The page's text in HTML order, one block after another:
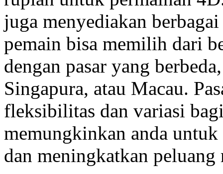
juga menyediakan
pemain bisa memilih dari
dengan pasar yang
Singapura, atau Macau.
fleksibilitas dan variasi
memungkinkan anda
dan meningkatkan peluang